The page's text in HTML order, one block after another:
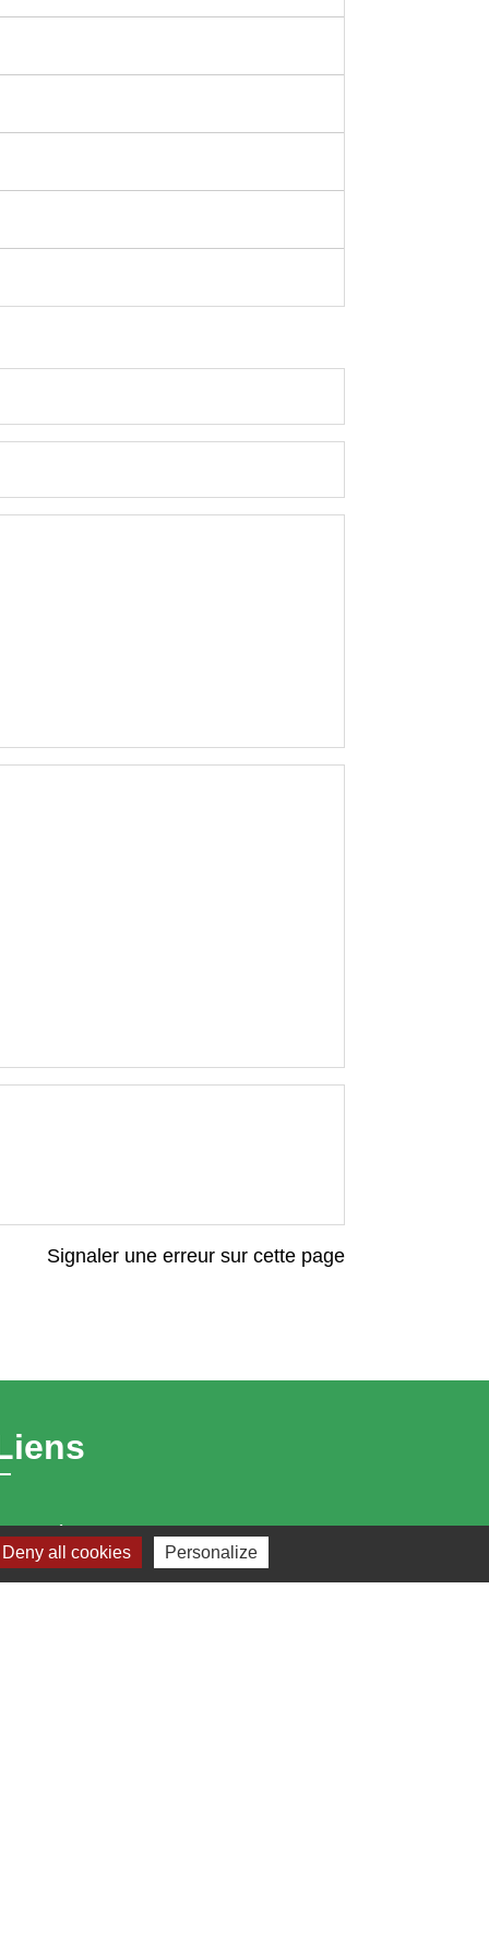
Signaler une erreur sur cette page
municipale de Brains
Métropole
Loire-Atlantique
Deny all cookies Personalize